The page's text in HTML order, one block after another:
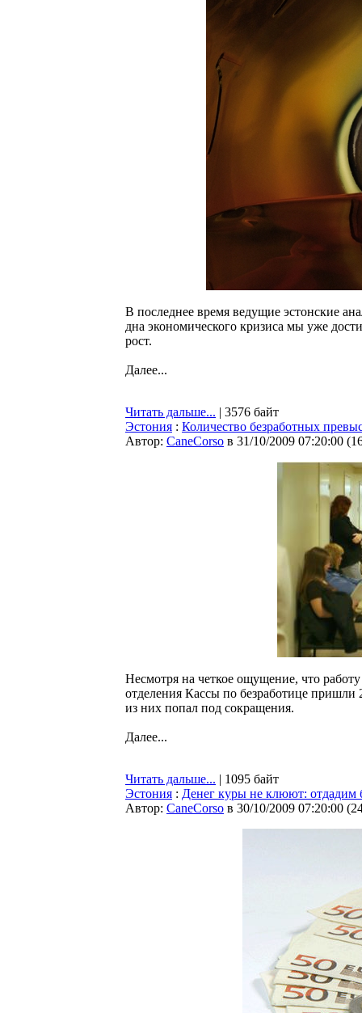
В последнее время ведущие эстонские
дна экономического кризиса мы уже
рост.
Далее...
Читать дальше... | 3576 байт
Эстония : Количество безработных
Автор: CaneCorso в 31/10/2009 07:20:00 (
Несмотря на четкое ощущение, что
отделения Кассы по безработице пришли
из них попал под сокращения.
Далее...
Читать дальше... | 1095 байт
Эстония : Денег куры не клюют: отдадим
Автор: CaneCorso в 30/10/2009 07:20:00 (